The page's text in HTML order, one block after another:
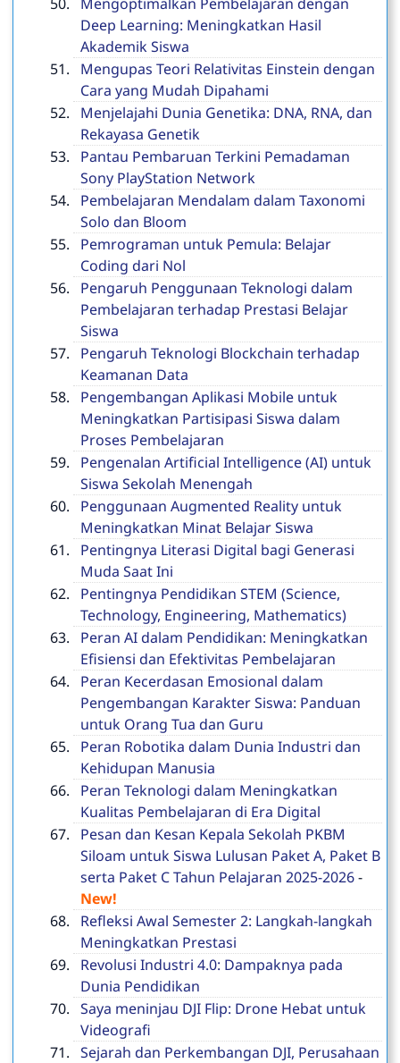
Deep Learning: Meningkatkan Hasil
Akademik Siswa
Mengupas Teori Relativitas Einstein dengan
Cara yang Mudah Dipahami
Menjelajahi Dunia Genetika: DNA, RNA, dan
Rekayasa Genetik
Pantau Pembaruan Terkini Pemadaman
Sony PlayStation Network
Pembelajaran Mendalam dalam Taxonomi
Solo dan Bloom
Pemrograman untuk Pemula: Belajar
Coding dari Nol
Pengaruh Penggunaan Teknologi dalam
Pembelajaran terhadap Prestasi Belajar
Siswa
Pengaruh Teknologi Blockchain terhadap
Keamanan Data
Pengembangan Aplikasi Mobile untuk
Meningkatkan Partisipasi Siswa dalam
Proses Pembelajaran
Pengenalan Artificial Intelligence (AI) untuk
Siswa Sekolah Menengah
Penggunaan Augmented Reality untuk
Meningkatkan Minat Belajar Siswa
Pentingnya Literasi Digital bagi Generasi
Muda Saat Ini
Pentingnya Pendidikan STEM (Science,
Technology, Engineering, Mathematics)
Peran AI dalam Pendidikan: Meningkatkan
Efisiensi dan Efektivitas Pembelajaran
Peran Kecerdasan Emosional dalam
Pengembangan Karakter Siswa: Panduan
untuk Orang Tua dan Guru
Peran Robotika dalam Dunia Industri dan
Kehidupan Manusia
Peran Teknologi dalam Meningkatkan
Kualitas Pembelajaran di Era Digital
Pesan dan Kesan Kepala Sekolah PKBM
Siloam untuk Siswa Lulusan Paket A, Paket B
serta Paket C Tahun Pelajaran 2025-2026-
New!
Refleksi Awal Semester 2: Langkah-langkah
Meningkatkan Prestasi
Revolusi Industri 4.0: Dampaknya pada
Dunia Pendidikan
Saya meninjau DJI Flip: Drone Hebat untuk
Videografi
Sejarah dan Perkembangan DJI, Perusahaan